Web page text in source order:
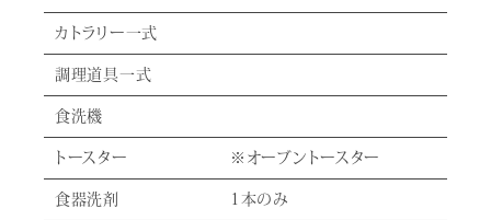
カトラリー一式
調理道具一式
食洗機
トースター ※オーブントースター
食器洗剤 1本のみ